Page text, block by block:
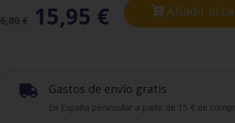
€ 15,95 € Añadir al
 Gastos de envío gratis
En España peninsular a partir de 15 € de